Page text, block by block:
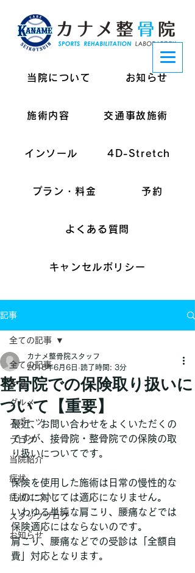
当院について お知らせ
施術内容 交通事故施術
インソール 4D-Stretch
プラン・料金 予約
よくある質問
キャンセルポリシー
記事
全ての記事
ケガ
グルメ
スポーツ
ブログ
当院紹介
症状
症状について
スタッフブログ
お知らせ
全ての記事
整骨院での保険取り扱いに
ついて【重要】
カナメ整骨院スタッフ
2018年6月6日 読了時間: 3分
最近、お問い合わせをよくいただくの
ですが、接骨院・整骨院での保険の取
り扱いについてです。
保険を使用した施術は日常の慢性的な
ものに対しては適応になりません。
いわゆる単純な肩こり、腰痛などでは
保険適応にはならないのです。
肩こり、腰痛などでの受診は「全額自
費」対応となります。